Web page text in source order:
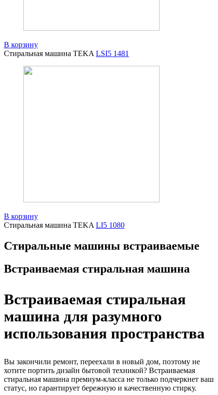
В корзину
Стиральная машина TEKALSI5 1481
В корзину
Стиральная машина TEKALI5 1080
Стиральные машины встраиваемые
Встраиваемая стиральная машина
Встраиваемая стиральная
машина для разумного
использования пространства
Вы закончили ремонт, переехали в новый дом, поэтому не
хотите портить дизайн бытовой техникой? Встраиваемая
стиральная машина премиум-класса не только подчеркнет ваш
статус, но гарантирует бережную и качественную стирку.